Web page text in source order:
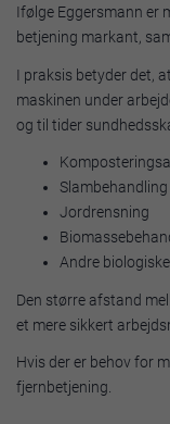
Ifølge Eggersmann er
betjening markant,
I praksis betyder det,
maskinen under
og til tider
Slambehandling
Jordrensning
Andre
Den større afstand
et mere sikkert
Hvis der er behov for
fjernbetjening.